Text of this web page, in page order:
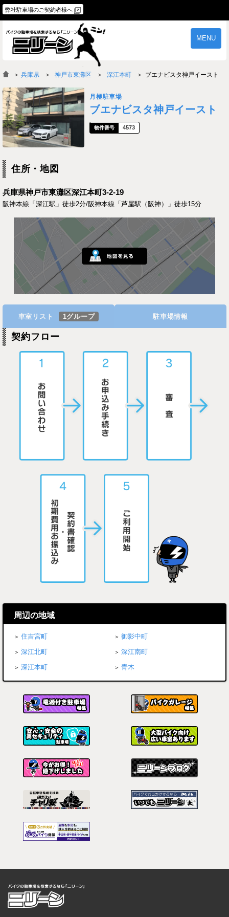
弊社駐車場のご契約者様へ
MENU
物件一覧 ご契約の流れ
よくあるご質問
＞ 兵庫県 神戸市東灘区 深江本町 ブエナビスタ神戸イースト
月極駐車場
ブエナビスタ神戸イースト
4573
住所・地図
兵庫県神戸市東灘区深江本町3-2-19
阪神本線「深江駅」徒歩2分/阪神本線「芦屋駅（阪神）」徒歩15分
車室リスト 1グループ 駐車場情報
契約フロー
周辺の地域
住吉宮町
御影中町
深江北町
深江南町
深江本町
青木